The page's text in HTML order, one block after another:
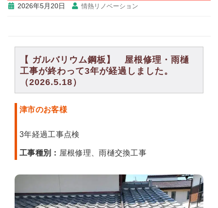
2026年5月20日 情熱リノベーション
【 ガルバリウム鋼板】 屋根修理・雨樋
工事が終わって3年が経過しました。
（2026.5.18）
津市のお客様
3年経過工事点検
工事種別： 屋根修理、雨樋交換工事